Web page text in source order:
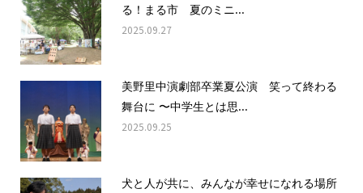
る！まる市 夏のミニ...
2025.09.27
美野里中演劇部卒業夏公演 笑って終わる
舞台に 〜中学生とは思...
2025.09.25
犬と人が共に、みんなが幸せになれる場所